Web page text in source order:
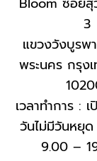
3
แขวงวังบูรพ
พระนคร กรุง
เวลาทำการ :
วันไม่มีวันหยุ
9.00 –